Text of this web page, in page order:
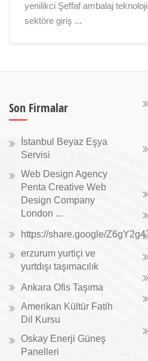
yenilikci Şeffaf ambalaj
sektöre giriş ...
Son Firmalar
İstanbul Beyaz Eşya
Servisi
Web Design Agency
Penta Creative Web
Design Company
London ...
https://share.google/
erzurum yurtiçi ve
yurtdışı taşımacılık
Ankara Ofis Taşıma
Amerikan Kültür Fatih
Dil Kursu
Oskay Enerji Güneş
Panelleri